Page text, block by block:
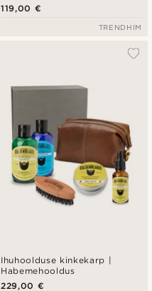
119,00 €
TRENDHIM
Ihuhoolduse kinkekarp |
Habemehooldus
229,00 €